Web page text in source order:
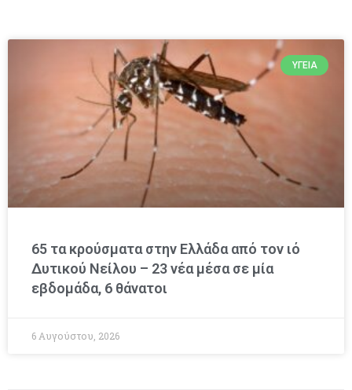
ΥΓΕΊΑ
65 τα κρούσματα στην Ελλάδα από τον ιό
Δυτικού Νείλου – 23 νέα μέσα σε μία
εβδομάδα, 6 θάνατοι
6 Αυγούστου, 2026